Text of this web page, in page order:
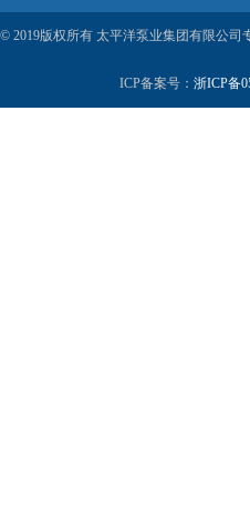
© 2019版权所有 太平洋泵业集团有限公司
ICP备案号： 浙ICP备